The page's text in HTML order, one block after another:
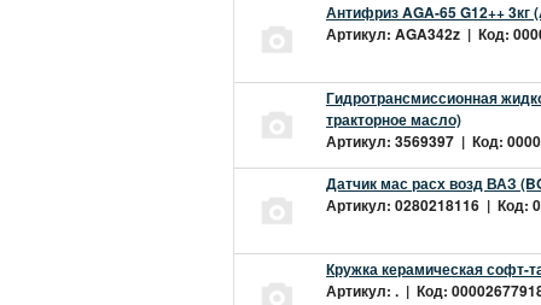
Антифриз AGA-65 G12++ 3кг
Артикул: AGA342z | Код:
Гидротрансмиссионная
тракторное масло)
Артикул: 3569397 | Код:
Датчик мас расх возд ВАЗ
Артикул: 0280218116 | Код:
Кружка керамическая софт-
Артикул: . | Код: